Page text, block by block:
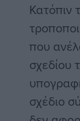
Κατόπιν
που
σχεδίου
σχέδιο